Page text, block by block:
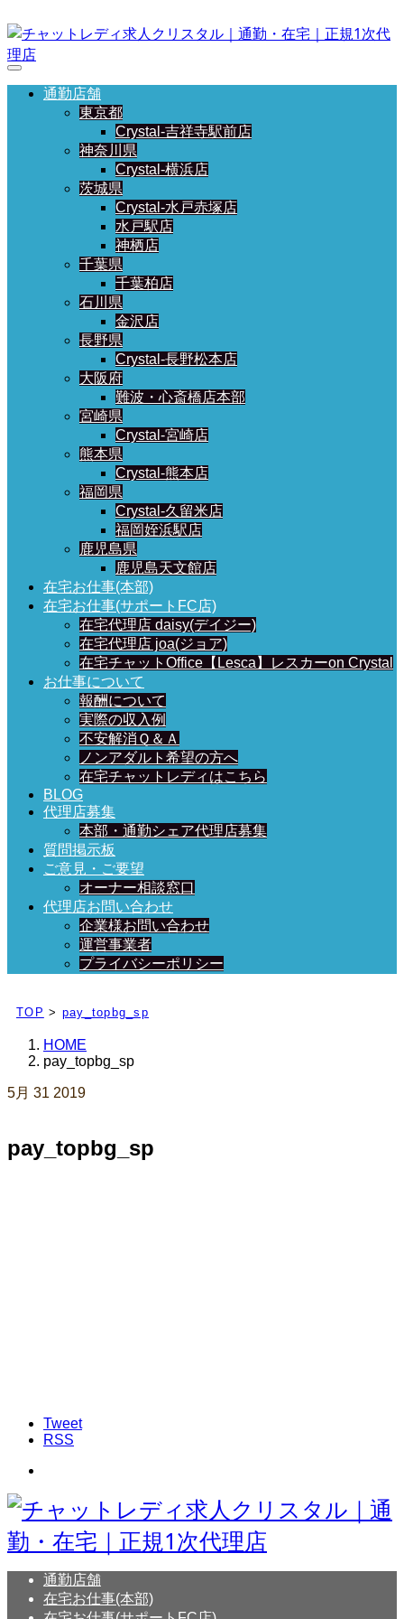
通勤店舗
東京都
Crystal-吉祥寺駅前店
神奈川県
Crystal-横浜店
茨城県
Crystal-水戸赤塚店
水戸駅店
神栖店
千葉県
千葉柏店
石川県
金沢店
長野県
Crystal-長野松本店
大阪府
難波・心斎橋店本部
宮崎県
Crystal-宮崎店
熊本県
Crystal-熊本店
福岡県
Crystal-久留米店
福岡姪浜駅店
鹿児島県
鹿児島天文館店
在宅お仕事(本部)
在宅お仕事(サポートFC店)
在宅代理店 daisy(デイジー)
在宅代理店 joa(ジョア)
在宅チャットOffice【Lesca】レスカーon Crystal
お仕事について
報酬について
実際の収入例
不安解消Ｑ＆Ａ
ノンアダルト希望の方へ
在宅チャットレディはこちら
BLOG
代理店募集
本部・通勤シェア代理店募集
質問掲示板
ご意見・ご要望
オーナー相談窓口
代理店お問い合わせ
企業様お問い合わせ
運営事業者
プライバシーポリシー
TOP > pay_topbg_sp
HOME
pay_topbg_sp
5月 31 2019
pay_topbg_sp
Tweet
RSS
通勤店舗
在宅お仕事(本部)